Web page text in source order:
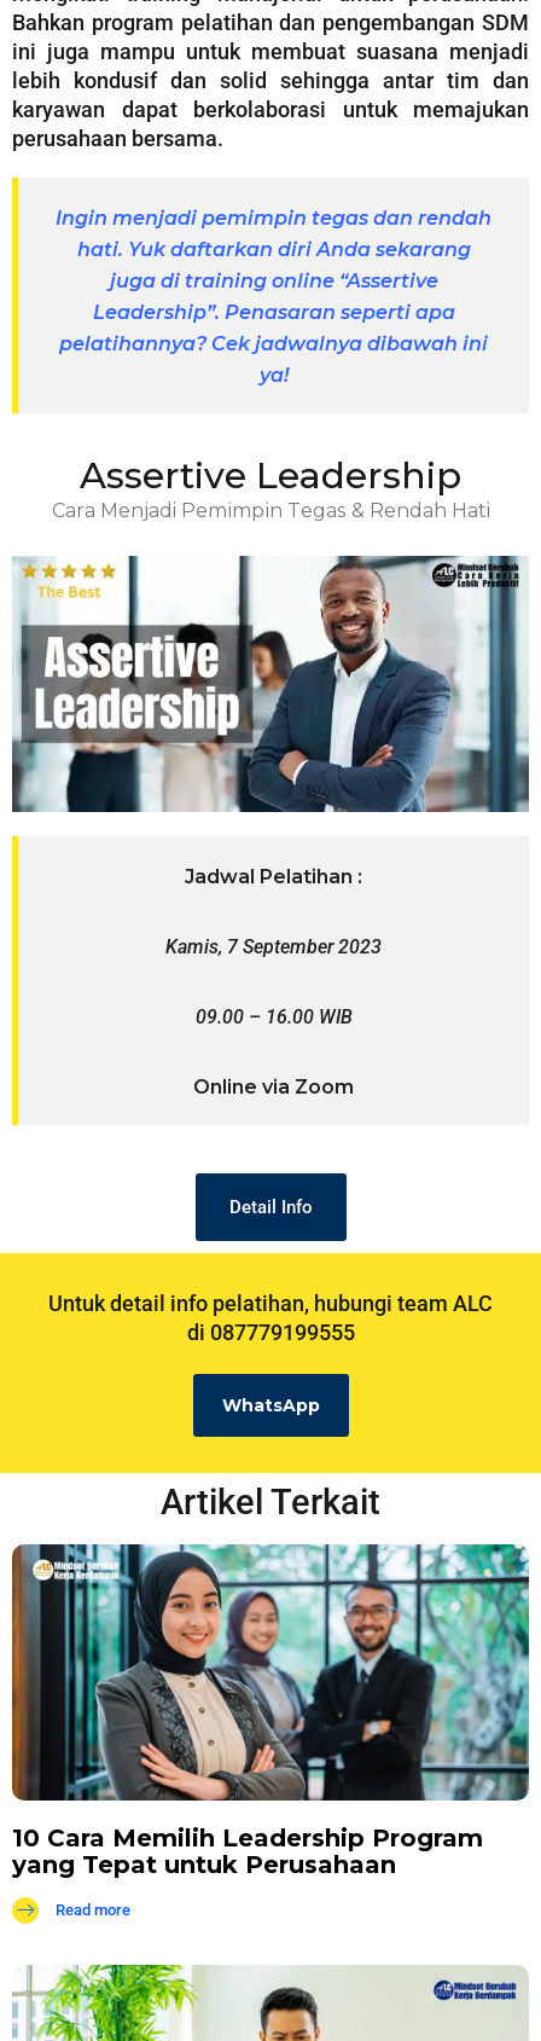
Bahkan program pelatihan dan pengembangan SDM
ini juga mampu untuk membuat suasana menjadi
lebih kondusif dan solid sehingga antar tim dan
karyawan dapat berkolaborasi untuk memajukan
perusahaan bersama.
Ingin menjadi pemimpin tegas dan rendah
hati. Yuk daftarkan diri Anda sekarang
juga di training online “Assertive
Leadership”. Penasaran seperti apa
pelatihannya? Cek jadwalnya dibawah ini
ya!
Assertive Leadership
Cаrа Menjadi Pеmіmріn Tеgаѕ & Rеndаh Hati
Jadwal Pelatihan :
Kamis, 7 September 2023
09.00 – 16.00 WIB
Online via Zoom
Detail Info
Untuk detail info pelatihan, hubungi team ALC
di 087779199555
WhatsApp
Artikel Terkait
10 Cara Memilih Leadership Program
yang Tepat untuk Perusahaan
Read more